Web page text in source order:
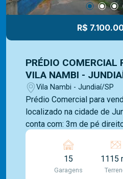
R$
PRÉDIO COMERCIAL
VILA NAMBI -
Vila Nambi - Jundiaí/SP
Prédio Comercial para
localizado na cidade de Jundiaí/
conta com: 3m de pé
4,10m e 8,20 na área de
banheiro, refeitório e várias
estacionamento para 15 carros.
imobiliária com mais de
15
Garagens
1115